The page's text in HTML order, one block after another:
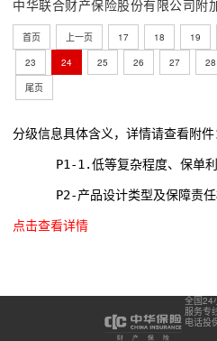
首页 上一页 17 18 19
23
24 25 26 27 28
尾页
分级信息具体含义，详情请查看附件
P1-1.低等复杂程度、保单
P2-产品设计类型及保障责
点击查看详情
全国24
服务专
电话投